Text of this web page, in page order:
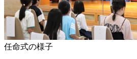
任命式の様子